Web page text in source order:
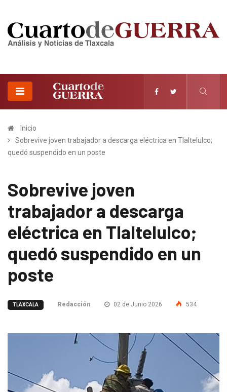
Inicio
Sobrevive joven trabajador a descarga eléctrica en Tlaltelulco;
quedó suspendido en un poste
Sobrevive joven
trabajador a descarga
eléctrica en Tlaltelulco;
quedó suspendido en un
poste
TLAXCALA Redacción 02 de Junio 2026 534